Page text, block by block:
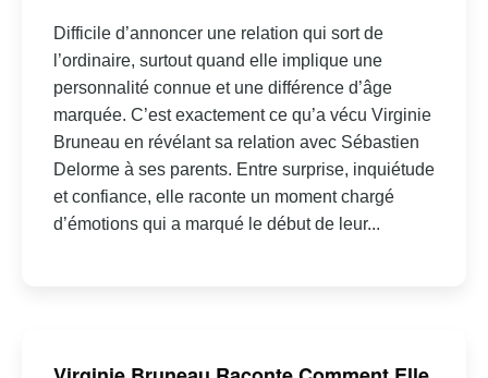
Difficile d’annoncer une relation qui sort de
l’ordinaire, surtout quand elle implique une
personnalité connue et une différence d’âge
marquée. C’est exactement ce qu’a vécu Virginie
Bruneau en révélant sa relation avec Sébastien
Delorme à ses parents. Entre surprise, inquiétude
et confiance, elle raconte un moment chargé
d’émotions qui a marqué le début de leur...